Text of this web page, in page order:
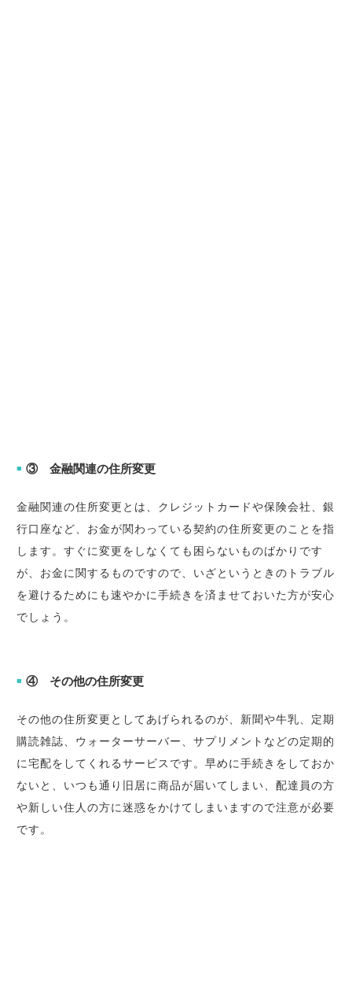
■ ③ 金融関連の住所変更
金融関連の住所変更とは、クレジットカードや保険会社、銀
行口座など、お金が関わっている契約の住所変更のことを指
します。すぐに変更をしなくても困らないものばかりです
が、お金に関するものですので、いざというときのトラブル
を避けるためにも速やかに手続きを済ませておいた方が安心
でしょう。
■ ④ その他の住所変更
その他の住所変更としてあげられるのが、新聞や牛乳、定期
購読雑誌、ウォーターサーバー、サプリメントなどの定期的
に宅配をしてくれるサービスです。早めに手続きをしておか
ないと、いつも通り旧居に商品が届いてしまい、配達員の方
や新しい住人の方に迷惑をかけてしまいますので注意が必要
です。